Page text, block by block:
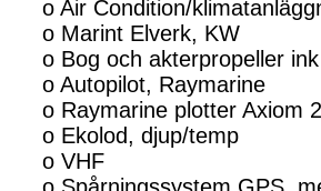
o Air Condition/
o Marint Elverk, KW
o Bog och akterpropeller
o Autopilot, Raymarine
o Raymarine plotter Axiom
o Ekolod, djup/temp
o VHF